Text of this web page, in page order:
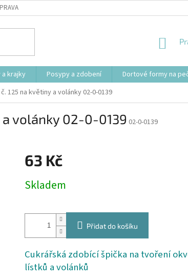
krajky Posypy a zdobení Dortové formy na
125 na květiny a volánky 02-0-0139
a volánky 02-0-0139 02-0-0139
63 Kč
cena:
Skladem
Přidat do košíku
Cukrářská zdobící špička na tvoření
lístků a volánků